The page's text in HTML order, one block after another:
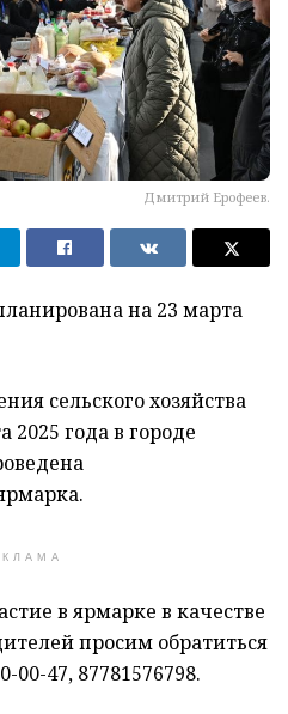
Дмитрий Ерофеев.
на 23 марта
сельского хозяйства
2025 года в городе
в ярмарке в качестве
просим обратиться
00-47, 87781576798.